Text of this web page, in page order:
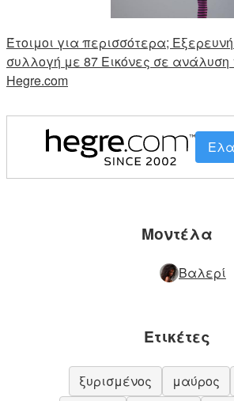
Έτοιμοι για περισσότερα;
συλλογή με 87 Εικόνες σε ανάλυση
Hegre.com
Μοντέλα
Βαλερί
Ετικέτες
ξυρισμένος μαύρος